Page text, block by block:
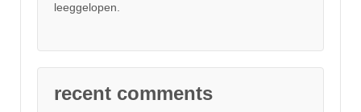
leeggelopen.
recent comments